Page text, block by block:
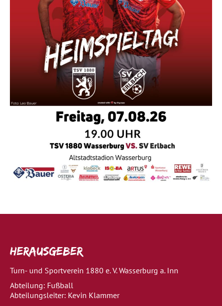
Herausgeber
Turn- und Sportverein 1880 e. V. Wasserburg a. Inn
Abteilung: Fußball
Abteilungsleiter: Kevin Klammer